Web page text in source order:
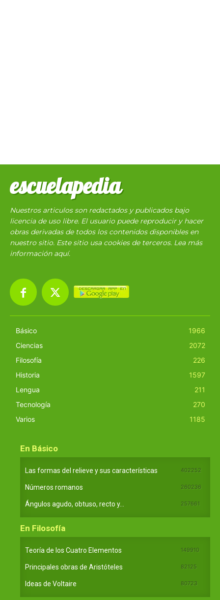
escuelapedia
Nuestros articulos son redactados y publicados bajo
licencia de uso libre. El usuario puede reproducir y hacer
obras derivadas de todos los contenidos disponibles en
nuestro sitio. Este sitio usa cookies de terceros. Lea más
información aquí.
Básico
1966
Ciencias
2072
Filosofía
226
Historia
1597
Lengua
211
Tecnología
270
Varios
1185
En Básico
Las formas del relieve y sus características 402252
Números romanos 260236
Ángulos agudo, obtuso, recto y... 257661
En Filosofía
Teoría de los Cuatro Elementos 149910
Principales obras de Aristóteles 82125
Ideas de Voltaire 80723